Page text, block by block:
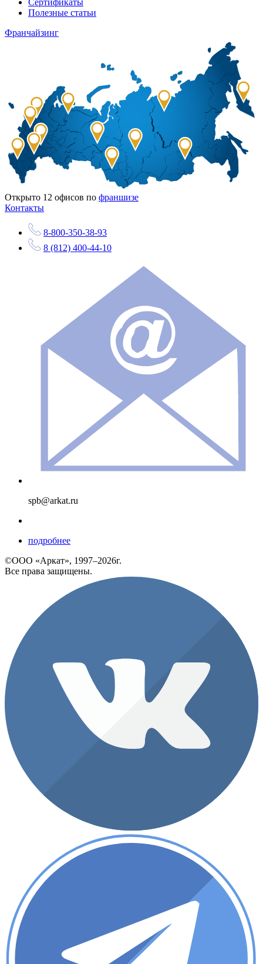
Сертификаты
Полезные статьи
Франчайзинг
Открыто 12 офисов по франшизе
Контакты
8-800-350-38-93
8 (812) 400-44-10
spb@arkat.ru
подробнее
©ООО «Аркат», 1997–2026г.
Все права защищены.